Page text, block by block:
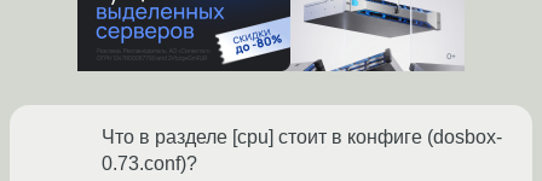
Что в разделе [cpu] стоит в конфиге (dosbox-
0.73.conf)?